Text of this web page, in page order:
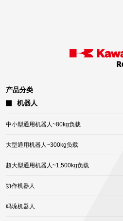
产品分类
机器人
中小型通用机器人~80kg负载
大型通用机器人~300kg负载
超大型通用机器人~1,500kg负载
协作机器人
码垛机器人